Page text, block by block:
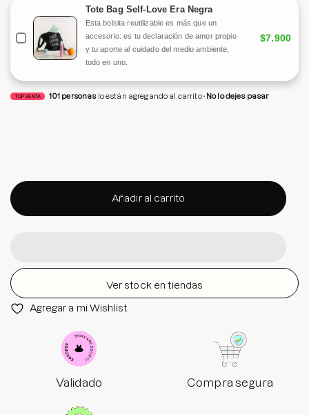
¿Tienes la piel seca o grasa? ¡Entonces re-encántate con los
especialistas en Ácido Hialurónico porque es ideal para todo
tipo de pieles!
Tamaño: 200 ml
Tote Bag Self-Love Era Negra
Esta bolsita reutilizable es más que un
accesorio: es tu declaración de amor propio
y tu aporte al cuidado del medio ambiente,
todo en uno.
$7.900
TOP VENTA 101 personas lo están agregando al carrito No lo dejes pasar
Añadir al carrito
Ver stock en tiendas
Agregar a mi Wishlist
Validado Compra segura